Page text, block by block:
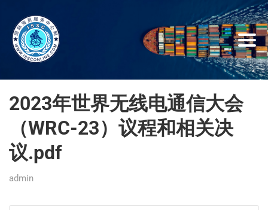
2023年世界无线电通信大会
（WRC-23）议程和相关决
议.pdf
admin